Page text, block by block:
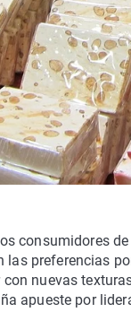
consumidores
preferencias
nuevas
apueste por